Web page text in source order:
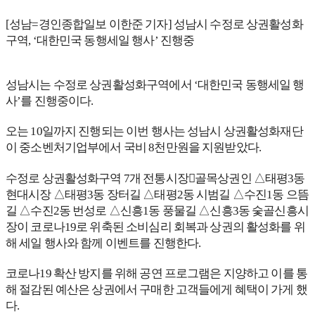
[성남=경인종합일보 이한준 기자] 성남시 수정로 상권활성화
구역, ‘대한민국 동행세일 행사’ 진행중
성남시는 수정로 상권활성화구역에서 ‘대한민국 동행세일 행
사’를 진행중이다.
오는 10일까지 진행되는 이번 행사는 성남시 상권활성화재단
이 중소벤처기업부에서 국비 8천만원을 지원받았다.
수정로 상권활성화구역 7개 전통시장골목상권인 △태평3동
현대시장 △태평3동 장터길 △태평2동 시범길 △수진1동 으뜸
길 △수진2동 번성로 △신흥1동 풍물길 △신흥3동 숯골신흥시
장이 코로나19로 위축된 소비심리 회복과 상권의 활성화를 위
해 세일 행사와 함께 이벤트를 진행한다.
코로나19 확산 방지를 위해 공연 프로그램은 지양하고 이를 통
해 절감된 예산은 상권에서 구매한 고객들에게 혜택이 가게 했
다.